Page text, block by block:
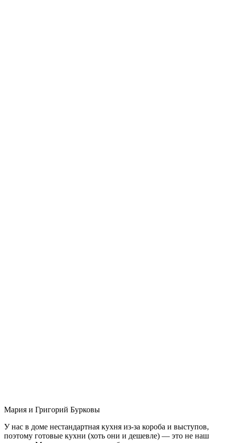
Мария и Григорий Бурковы
У нас в доме нестандартная кухня из-за короба и выступов,
поэтому готовые кухни (хоть они и дешевле) — это не наш